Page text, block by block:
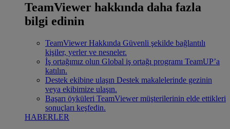
TeamViewer hakkında daha fazla
bilgi edinin
TeamViewer Hakkında Güvenli şekilde bağlantılı
kişiler, yerler ve nesneler.
İş ortağımız olun Global iş ortağı programı TeamUP’a
katılın.
Destek ekibine ulaşın Destek makalelerinde gezinin
veya ekibimize ulaşın.
Başarı öyküleri TeamViewer müşterilerinin elde ettikleri
sonuçları keşfedin.
HABERLER